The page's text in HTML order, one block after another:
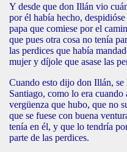
Y desde que don Illán vio
por él había hecho,
papa que comiese por el
que pues otra cosa no tenía
las perdices que había
mujer y díjole que asase las
Cuando esto dijo don Illán,
Santiago, como lo era
vergüenza que hubo, que no
que se fuese con buena
tenía en él, y que lo tendría
parte de las perdices.